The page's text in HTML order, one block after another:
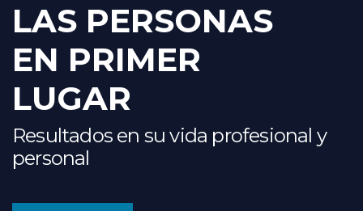
LAS PERSONAS
EN PRIMER
LUGAR
Resultados en su vida profesional y
personal